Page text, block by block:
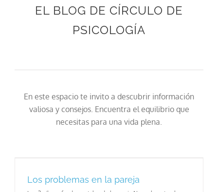
EL BLOG DE CÍRCULO DE
PSICOLOGÍA
En este espacio te invito a descubrir información
valiosa y consejos. Encuentra el equilibrio que
necesitas para una vida plena.
Los problemas en la pareja